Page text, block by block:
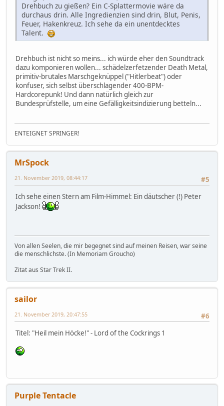
Drehbuch zu gießen? Ein C-Splattermovie wäre da
durchaus drin. Alle Ingredienzien sind drin, Blut, Penis,
Feuer, Hakenkreuz. Ich sehe da ein unentdecktes
Talent.
Drehbuch ist nicht so meins... ich würde eher den Soundtrack
dazu komponieren wollen... schädelzerfetzender Death Metal,
primitiv-brutales Marschgeknüppel ("Hitlerbeat") oder
konfuser, sich selbst überschlagender 400-BPM-
Hardcorepunk! Und dann natürlich gleich zur
Bundesprüfstelle, um eine Gefälligkeitsindizierung betteln...
ENTEIGNET SPRINGER!
MrSpock
#5
21. November 2019, 08:44:17
Ich sehe einen Stern am Film-Himmel: Ein däutscher (!) Peter
Jackson!
Von allen Seelen, die mir begegnet sind auf meinen Reisen, war seine
die menschlichste. (In Memoriam Groucho)
Zitat aus Star Trek II.
sailor
#6
21. November 2019, 20:47:55
Titel: "Heil mein Höcke!" - Lord of the Cockrings 1
Purple Tentacle